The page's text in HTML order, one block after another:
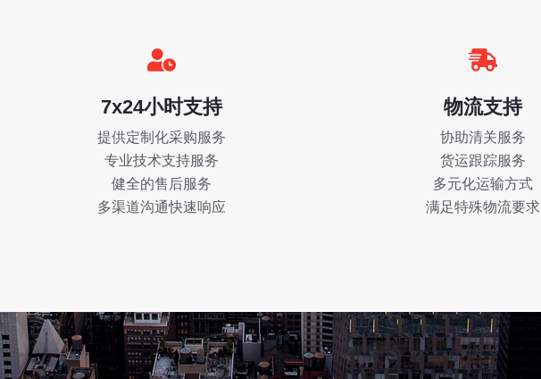
7x24小时支持
提供定制化采购服务
专业技术支持服务
健全的售后服务
多渠道沟通快速响应
物流支持
协助清关服务
货运跟踪服务
多元化运输方式
满足特殊物流要求